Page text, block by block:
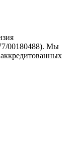
00180488). Мы